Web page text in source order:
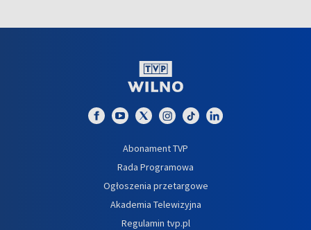
Abonament TVP
Rada Programowa
Ogłoszenia przetargowe
Akademia Telewizyjna
Regulamin tvp.pl